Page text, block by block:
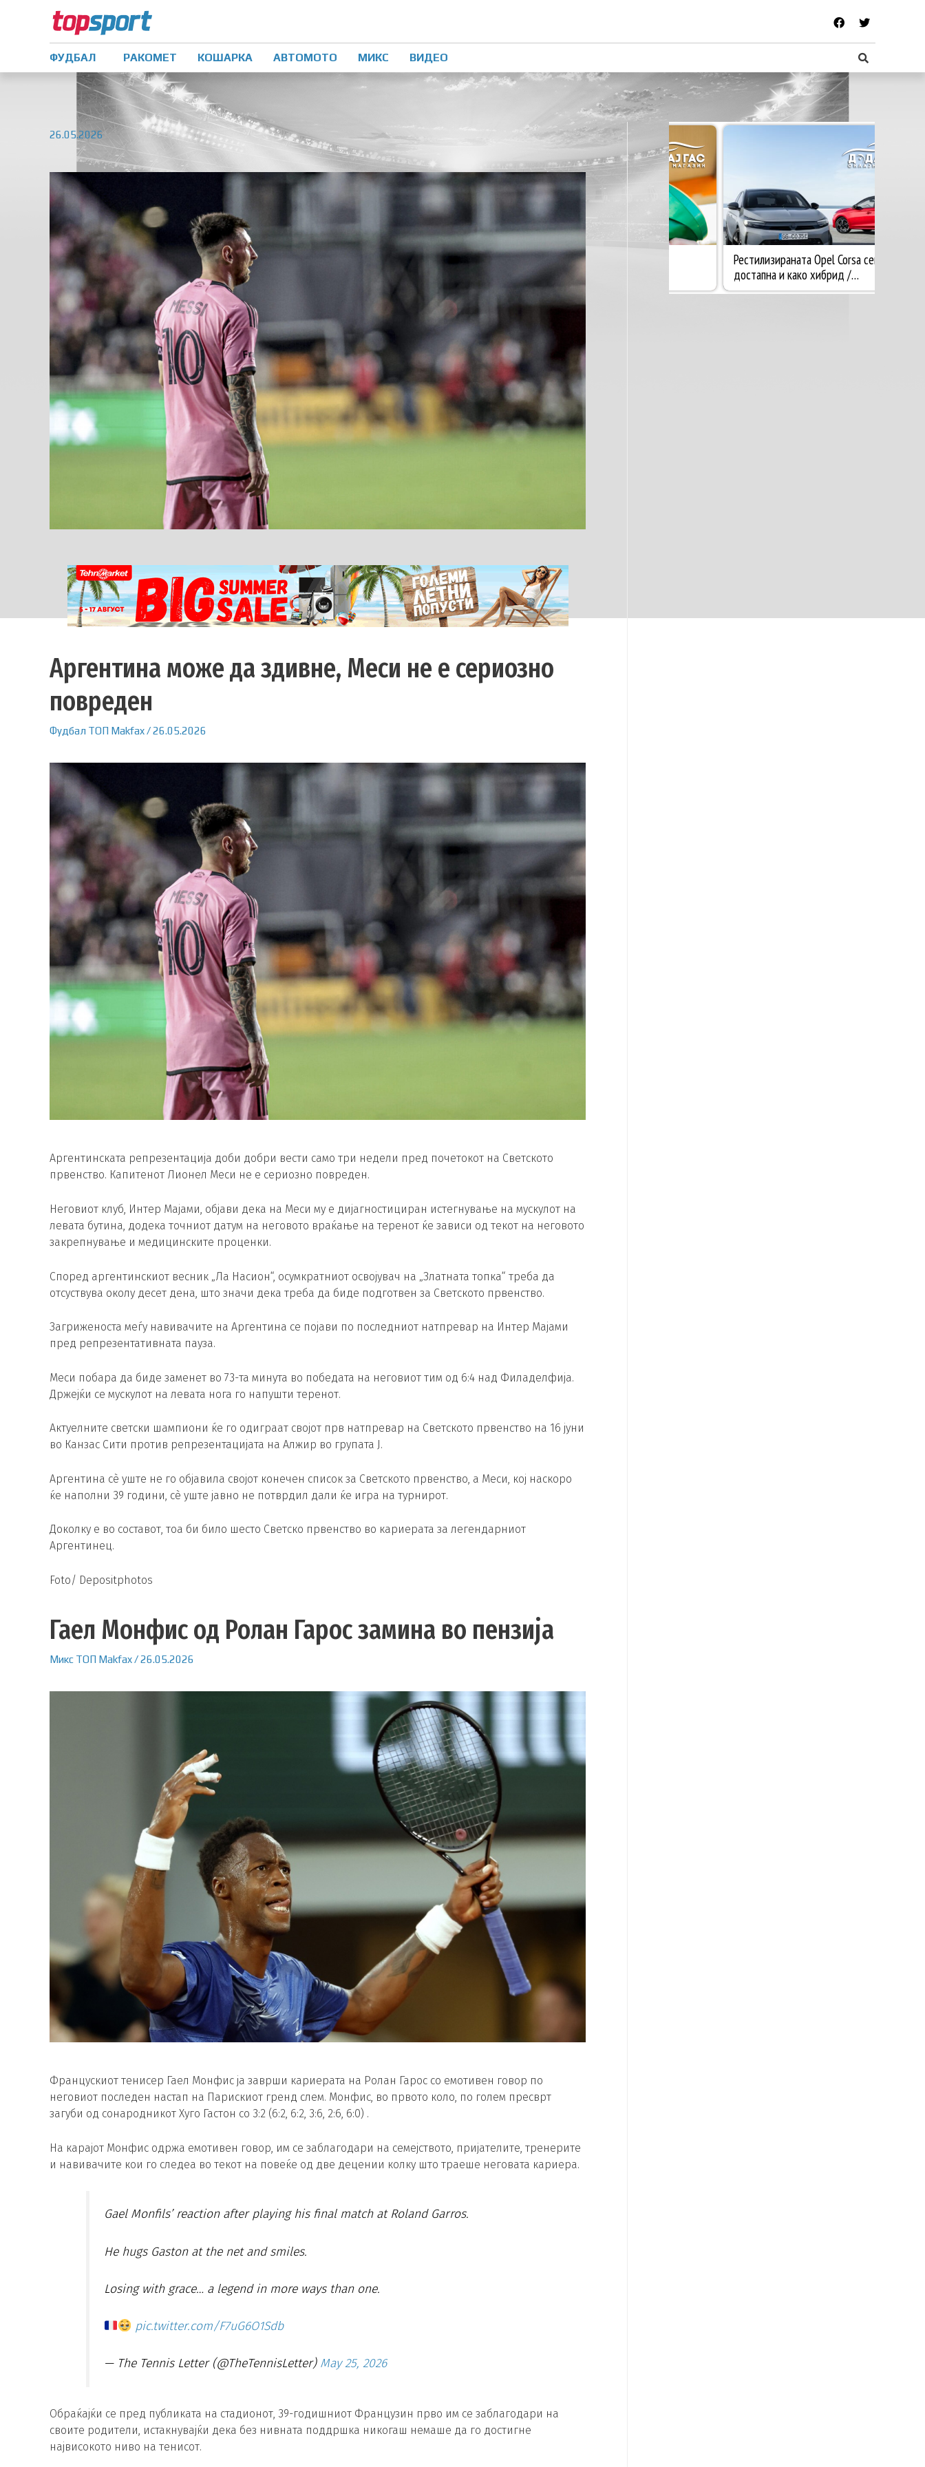
ФУДБАЛ РАКОМЕТ КОШАРКА АВТОМОТО МИКС ВИДЕО
26.05.2026
Аргентина може да здивне, Меси не е сериозно
повреден
Фудбал ТОП Makfax/26.05.2026
Аргентинската репрезентација доби добри вести само три недели пред почетокот на Светското
првенство. Капитенот Лионел Меси не е сериозно повреден.
Неговиот клуб, Интер Мајами, објави дека на Меси му е дијагностициран истегнување на мускулот на
левата бутина, додека точниот датум на неговото враќање на теренот ќе зависи од текот на неговото
закрепнување и медицинските проценки.
Според аргентинскиот весник „Ла Насион“, осумкратниот освојувач на „Златната топка“ треба да
отсуствува околу десет дена, што значи дека треба да биде подготвен за Светското првенство.
Загриженоста меѓу навивачите на Аргентина се појави по последниот натпревар на Интер Мајами
пред репрезентативната пауза.
Меси побара да биде заменет во 73-та минута во победата на неговиот тим од 6:4 над Филаделфија.
Држејќи се мускулот на левата нога го напушти теренот.
Актуелните светски шампиони ќе го одиграат својот прв натпревар на Светското првенство на 16 јуни
во Канзас Сити против репрезентацијата на Алжир во групата Ј.
Аргентина сè уште не го објавила својот конечен список за Светското првенство, а Меси, кој наскоро
ќе наполни 39 години, сè уште јавно не потврдил дали ќе игра на турнирот.
Доколку е во составот, тоа би било шесто Светско првенство во кариерата за легендарниот
Аргентинец.
Foto/ Depositphotos
Гаел Монфис од Ролан Гарос замина во пензија
Микс ТОП Makfax/26.05.2026
Францускиот тенисер Гаел Монфис ја заврши кариерата на Ролан Гарос со емотивен говор по
неговиот последен настап на Парискиот гренд слем. Монфис, во првото коло, по голем пресврт
загуби од сонародникот Хуго Гастон со 3:2 (6:2, 6:2, 3:6, 2:6, 6:0) .
На карајот Монфис одржа емотивен говор, им се заблагодари на семејството, пријателите, тренерите
и навивачите кои го следеа во текот на повеќе од две децении колку што траеше неговата кариера.
Gael Monfils’ reaction after playing his final match at Roland Garros.
He hugs Gaston at the net and smiles.
Losing with grace… a legend in more ways than one.
pic.twitter.com/F7uG6O1Sdb
— The Tennis Letter (@TheTennisLetter) May 25, 2026
Обраќајќи се пред публиката на стадионот, 39-годишниот Французин прво им се заблагодари на
своите родители, истакнувајќи дека без нивната поддршка никогаш немаше да го достигне
највисокото ниво на тенисот.